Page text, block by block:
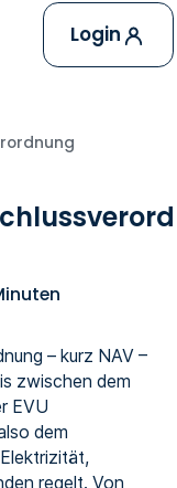
Login
– kurz NAV –
zwischen dem
EVU
dem
regelt. Von